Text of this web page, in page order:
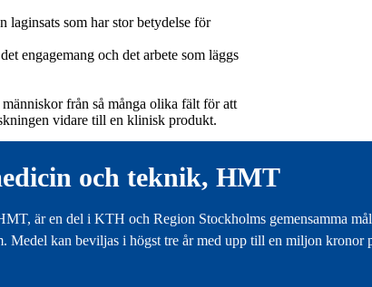
laginsats som har stor betydelse för
engagemang och det arbete som läggs
från så många olika fält för att
vidare till en klinisk produkt.
och teknik, HMT
är en del i KTH och Region Stockholms gemensamma
kan beviljas i högst tre år med upp till en miljon kronor